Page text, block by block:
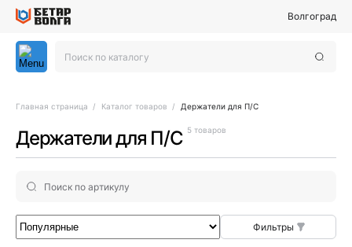
Волгоград
Главная страница Каталог товаров Держатели для П/С
Держатели для П/С 5 товаров
Фильтры